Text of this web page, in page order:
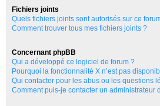
Fichiers joints
Quels fichiers joints sont autorisés sur ce
Comment trouver tous mes fichiers joints ?
Concernant phpBB
Qui a développé ce logiciel de forum ?
Pourquoi la fonctionnalité X n’est pas
Qui contacter pour les abus ou les questions
Comment puis-je contacter un administrateur